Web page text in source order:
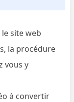
site web
la procédure
vous y
à convertir